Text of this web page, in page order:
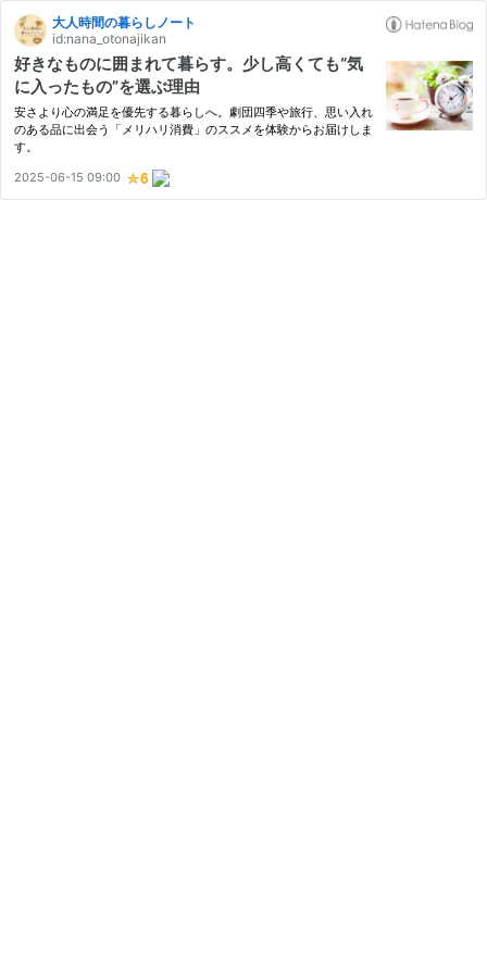
大人時間の暮らしノート
id:nana_otonajikan
好きなものに囲まれて暮らす。少し高くても“気
に入ったもの”を選ぶ理由
安さより心の満足を優先する暮らしへ。劇団四季や旅行、思い入れ
のある品に出会う「メリハリ消費」のススメを体験からお届けしま
す。
2025-06-15 09:00